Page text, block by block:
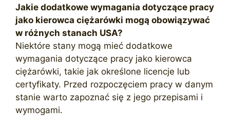
Jakie dodatkowe wymagania dotyczące pracy
jako kierowca ciężarówki mogą obowiązywać
w różnych stanach USA?
Niektóre stany mogą mieć dodatkowe
wymagania dotyczące pracy jako kierowca
ciężarówki, takie jak określone licencje lub
certyfikaty. Przed rozpoczęciem pracy w danym
stanie warto zapoznać się z jego przepisami i
wymogami.